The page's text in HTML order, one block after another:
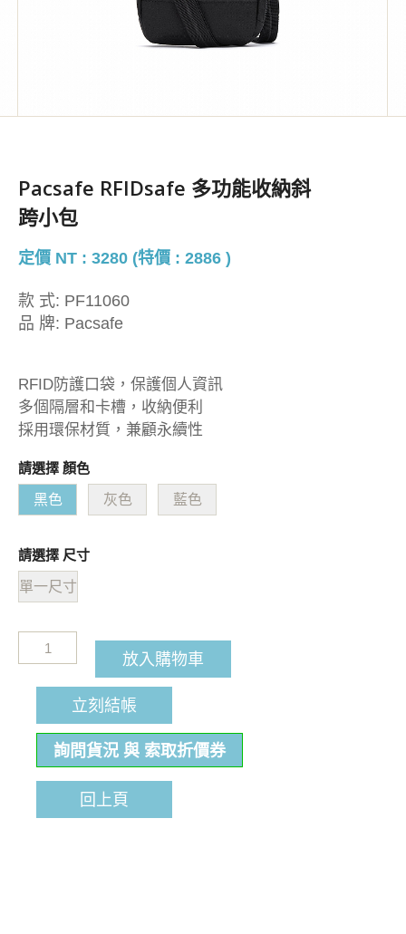
Pacsafe RFIDsafe 多功能收納斜
跨小包
定價 NT : 3280 (特價 : 2886 )
款 式: PF11060
品 牌: Pacsafe
RFID防護口袋，保護個人資訊
多個隔層和卡槽，收納便利
採用環保材質，兼顧永續性
請選擇 顏色
黑色 灰色 藍色
請選擇 尺寸
單一尺寸
放入購物車
立刻結帳
詢問貨況 與 索取折價券
回上頁